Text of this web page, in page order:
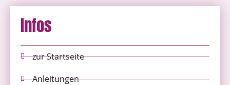
Infos
zur Startseite
Anleitungen